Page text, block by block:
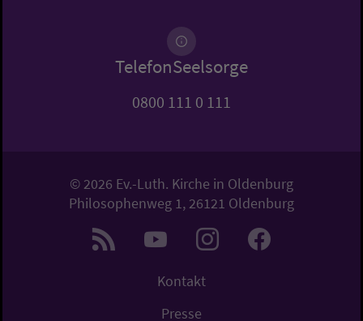
TelefonSeelsorge
0800 111 0 111
© 2026 Ev.-Luth. Kirche in Oldenburg
Philosophenweg 1, 26121 Oldenburg
Kontakt
Presse